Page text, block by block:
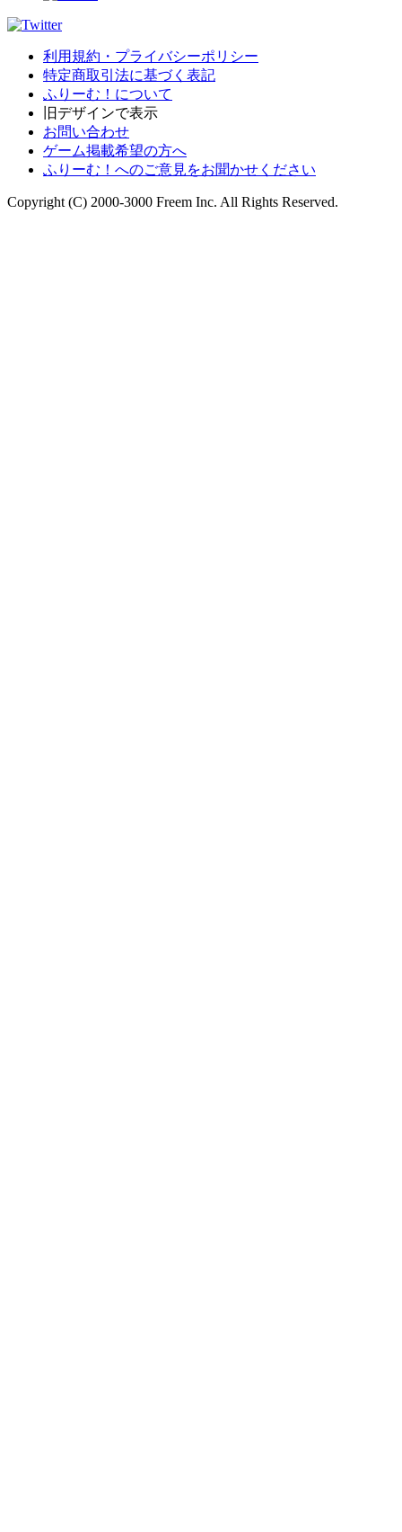
利用規約・プライバシーポリシー
特定商取引法に基づく表記
ふりーむ！について
旧デザインで表示
お問い合わせ
ゲーム掲載希望の方へ
ふりーむ！へのご意見をお聞かせください
Copyright (C) 2000-3000 Freem Inc. All Rights Reserved.